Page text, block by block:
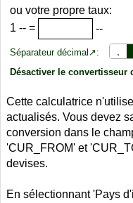
ou votre propre taux:
1 -- = --
Séparateur décimal↗:
Désactiver le convertisseur
Cette calculatrice
actualisés. Vous devez
conversion dans le
'CUR_FROM' et
devises.
En sélectionnant 'Pays